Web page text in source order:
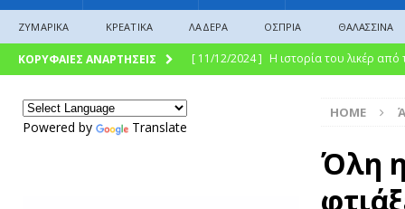
ΖΥΜΑΡΙΚΑ ΚΡΕΑΤΙΚΑ ΛΑΔΕΡΑ ΟΣΠΡΙΑ ΘΑΛΑΣΣΙΝΑ
ΚΟΡΥΦΑΙΕΣ ΑΝΑΡΤΗΣΕΙΣ [ 11/12/2024 ] Η ιστορία του λικέρ από
σύγχρονη γαστρονομική απόλαυση
Γλυκό του κουταλιού :
HOME
Όλη
Powered by Translate